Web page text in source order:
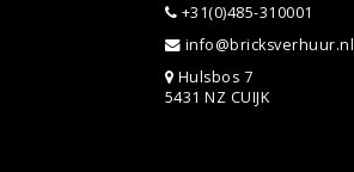
+31(0)485-310001
info@bricksverhuur.nl
Hulsbos 7
5431 NZ CUIJK